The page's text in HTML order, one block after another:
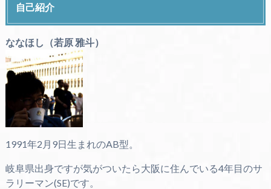
自己紹介
ななほし（若原 雅斗）
1991年2月9日生まれのAB型。
岐阜県出身ですが気がついたら大阪に住んでいる4年目のサ
ラリーマン(SE)です。